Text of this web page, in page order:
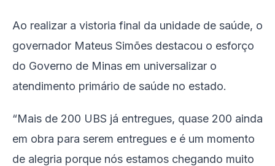
Ao realizar a vistoria final da unidade de saúde, o
governador Mateus Simões destacou o esforço
do Governo de Minas em universalizar o
atendimento primário de saúde no estado.
“Mais de 200 UBS já entregues, quase 200 ainda
em obra para serem entregues e é um momento
de alegria porque nós estamos chegando muito